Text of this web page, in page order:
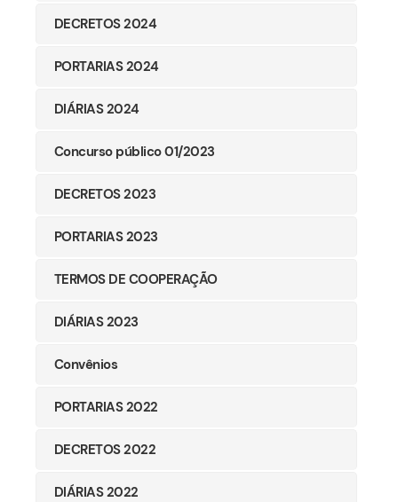
DECRETOS 2024
PORTARIAS 2024
DIÁRIAS 2024
Concurso público 01/2023
DECRETOS 2023
PORTARIAS 2023
TERMOS DE COOPERAÇÃO
DIÁRIAS 2023
Convênios
PORTARIAS 2022
DECRETOS 2022
DIÁRIAS 2022